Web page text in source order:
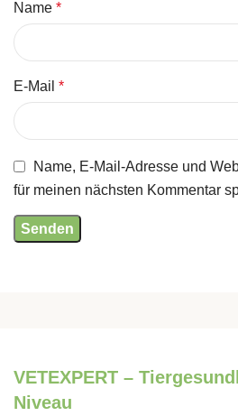
Name *
E-Mail *
Name, E-Mail-Adresse und
für meinen nächsten Kommentar
VETEXPERT –
Niveau